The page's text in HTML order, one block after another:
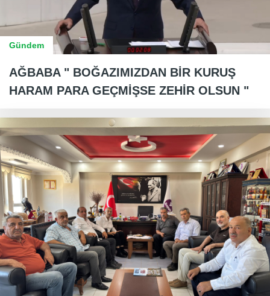
Gündem
AĞBABA " BOĞAZIMIZDAN BİR KURUŞ
HARAM PARA GEÇMİŞSE ZEHİR OLSUN "